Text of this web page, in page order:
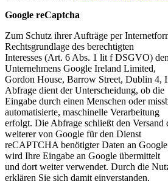
Google reCaptcha
Zum Schutz ihrer Aufträge per
Rechtsgrundlage des berechtigten
Interesses (Art. 6 Abs. 1 lit f DSGVO)
Unternehmens Google Ireland Limited,
Gordon House, Barrow Street, Dublin 4,
Abfrage dient der Unterscheidung, ob die
Eingabe durch einen Menschen oder
automatisierte, maschinelle Verarbeitung
erfolgt. Die Abfrage schließt den Versand
weiterer von Google für den Dienst
reCAPTCHA benötigter Daten an
wird Ihre Eingabe an Google übermittelt
und dort weiter verwendet. Durch die
erklären Sie sich damit einverstanden,